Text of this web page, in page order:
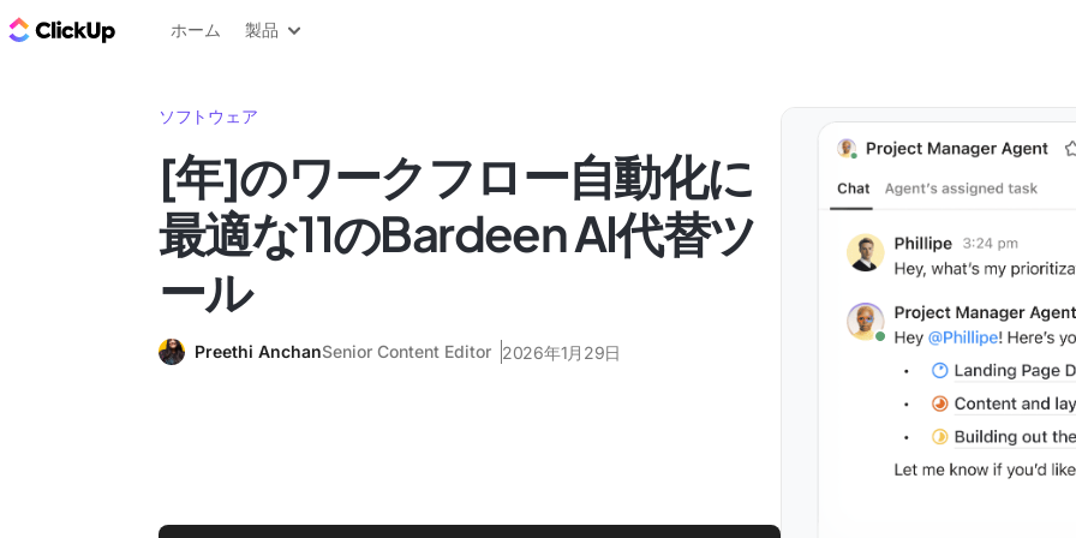
ClickUp ブログ
ホーム 製品
ソフトウェア
[年]のワークフロー自動化に
最適な11のBardeen AI代替ツ
ール
Preethi AnchanSenior Content Editor 2026年1月29日